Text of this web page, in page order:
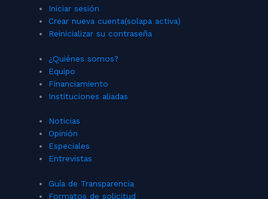
Iniciar sesión
Crear nueva cuenta(solapa activa)
Reinicializar su contraseña
¿Quiénes somos?
Equipo
Financiamiento
Instituciones aliadas
Noticias
Opinión
Especiales
Entrevistas
Guía de Transparencia
Formatos de solicitud